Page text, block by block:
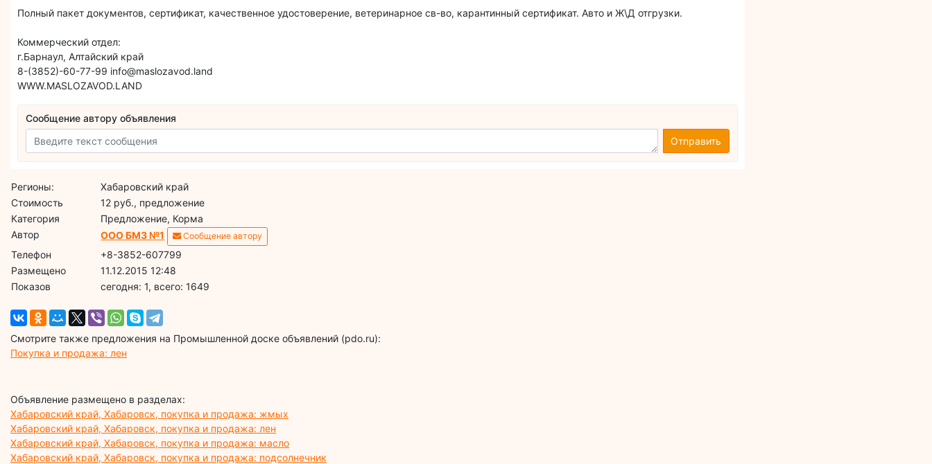
Полный пакет документов, сертификат, качественное удостоверение, ветеринарное св-во, карантинный сертификат. Авто и Ж\Д отгрузки.
Коммерческий отдел:
г.Барнаул, Алтайский край
8-(3852)-60-77-99 info@maslozavod.land
WWW.MASLOZAVOD.LAND
Сообщение автору объявления
Отправить
Регионы:
Хабаровский край
Стоимость
12 руб., предложение
Категория
Предложение, Корма
Автор
ООО БМЗ №1 Сообщение автору
Телефон
+8-3852-607799
Размещено
11.12.2015 12:48
Показов
cегодня: 1, всего: 1649
Смотрите также предложения на Промышленной доске объявлений (pdo.ru):
Покупка и продажа: лен
Объявление размещено в разделах:
Хабаровский край, Хабаровск, покупка и продажа: жмых
Хабаровский край, Хабаровск, покупка и продажа: лен
Хабаровский край, Хабаровск, покупка и продажа: масло
Хабаровский край, Хабаровск, покупка и продажа: подсолнечник